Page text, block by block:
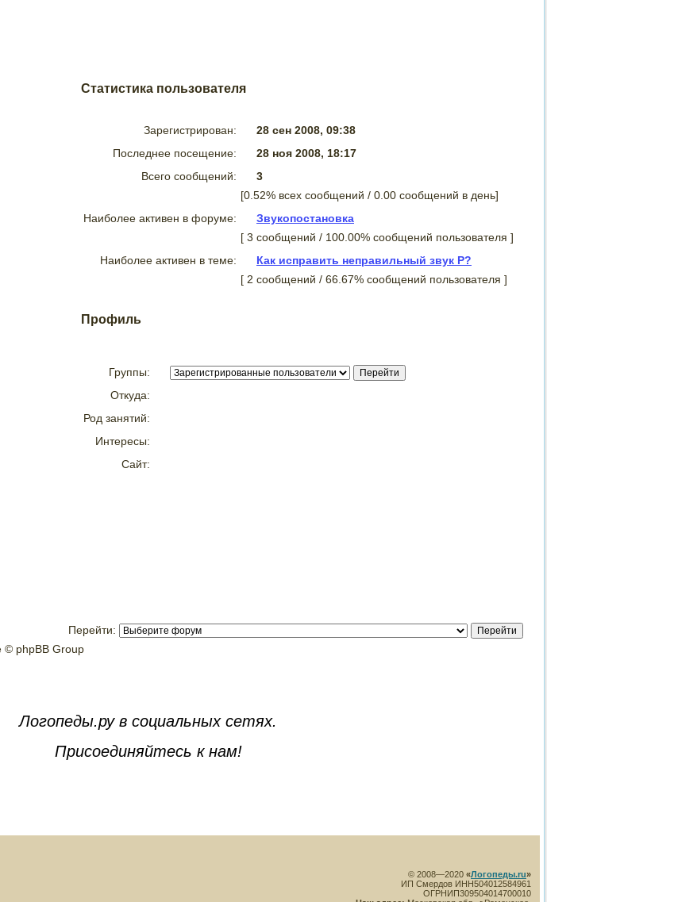
Статистика пользователя
Зарегистрирован:
28 сен 2008, 09:38
Последнее посещение:
28 ноя 2008, 18:17
Всего сообщений:
3
[0.52% всех сообщений / 0.00 сообщений в день]
Наиболее активен в форуме:
Звукопостановка
[ 3 сообщений / 100.00% сообщений пользователя ]
Наиболее активен в теме:
Как исправить неправильный звук Р?
[ 2 сообщений / 66.67% сообщений пользователя ]
Профиль
Группы:
Откуда:
Род занятий:
Интересы:
Сайт:
Перейти:
© phpBB Group
Логопеды.ру в социальных сетях.
Присоединяйтесь к нам!
© 2008—2020 «Логопеды.ru»
ИП Смердов ИНН504012584961
ОГРНИП309504014700010